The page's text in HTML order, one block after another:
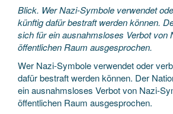
Blick. Wer Nazi-Symbole verwendet
künftig dafür bestraft werden können.
sich für ein ausnahmsloses Verbot von
öffentlichen Raum ausgesprochen.
Wer Nazi-Symbole verwendet oder
dafür bestraft werden können. Der
ein ausnahmsloses Verbot von Nazi-
öffentlichen Raum ausgesprochen.